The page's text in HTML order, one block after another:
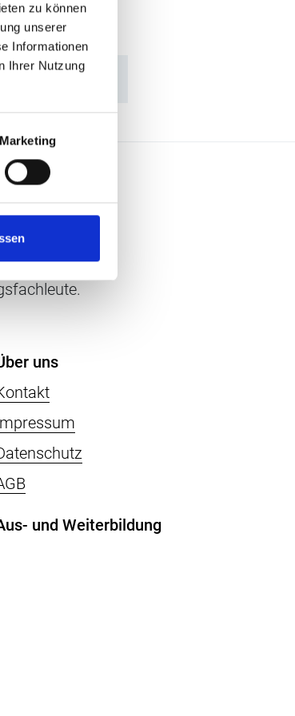
zu können
unserer
Informationen
Ihrer Nutzung
Marketing
Menschen
uns
und Weiterbildung